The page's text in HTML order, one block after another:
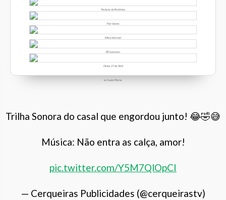
Padaria do Pedrinho
Fiat Valore
iMicro Internet
RD Locacoes
Clínica 27 de Abril
Le Gusta Piúma
Trilha Sonora do casal que engordou junto! 😂🤣😅
Música: Não entra as calça, amor!
pic.twitter.com/Y5M7QlOpCI
— Cerqueiras Publicidades (@cerqueirastv)